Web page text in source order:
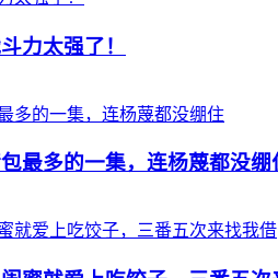
力太强了！
最多的一集，连杨蔑都没绷